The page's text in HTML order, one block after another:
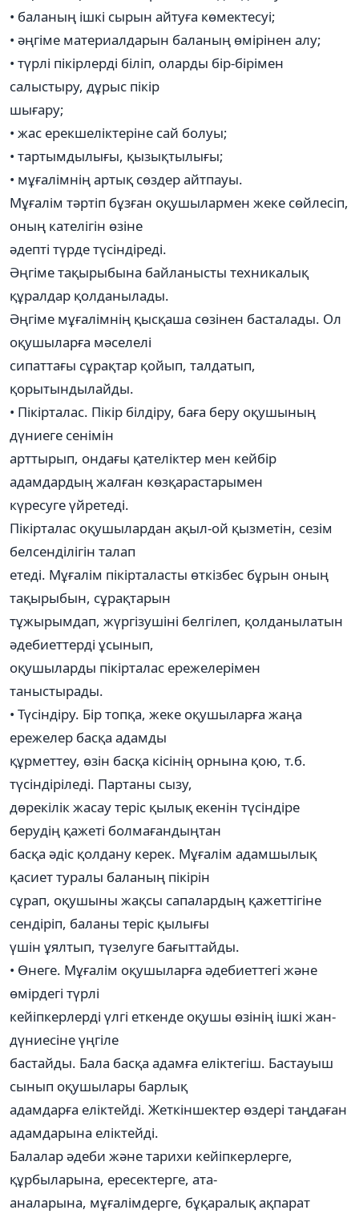
• баланың ішкі сырын айтуға көмектесуі;
• әңгіме материалдарын баланың өмірінен алу;
• түрлі пікірлерді біліп, оларды бір-бірімен
салыстыру, дұрыс пікір
шығару;
• жас ерекшеліктеріне сай болуы;
• тартымдылығы, қызықтылығы;
• мұғалімнің артық сөздер айтпауы.
Мұғалім тәртіп бұзған оқушылармен жеке сөйлесіп,
оның кателігін өзіне
әдепті түрде түсіндіреді.
Әңгіме тақырыбына байланысты техникалық
құралдар қолданылады.
Әңгіме мұғалімнің қысқаша сөзінен басталады. Ол
оқушыларға мәселелі
сипаттағы сұрақтар қойып, талдатып,
қорытындылайды.
• Пікірталас. Пікір білдіру, баға беру оқушының
дүниеге сенімін
арттырып, ондағы қателіктер мен кейбір
адамдардың жалған көзқарастарымен
күресуге үйретеді.
Пікірталас оқушылардан ақыл-ой қызметін, сезім
белсенділігін талап
етеді. Мұғалім пікірталасты өткізбес бұрын оның
тақырыбын, сұрақтарын
тұжырымдап, жүргізушіні белгілеп, қолданылатын
әдебиеттерді ұсынып,
оқушыларды пікірталас ережелерімен
таныстырады.
• Түсіндіру. Бір топқа, жеке оқушыларға жаңа
ережелер басқа адамды
құрметтеу, өзін басқа кісінің орнына қою, т.б.
түсіндіріледі. Партаны сызу,
дөрекілік жасау теріс қылық екенін түсіндіре
берудің қажеті болмағандыңтан
басқа әдіс қолдану керек. Мұғалім адамшылық
қасиет туралы баланың пікірін
сұрап, оқушыны жақсы сапалардың қажеттігіне
сендіріп, баланы теріс қылығы
үшін ұялтып, түзелуге бағыттайды.
• Өнеге. Мұғалім оқушыларға әдебиеттегі және
өмірдегі түрлі
кейіпкерлерді үлгі еткенде оқушы өзінің ішкі жан-
дүниесіне үңгіле
бастайды. Бала басқа адамға еліктегіш. Бастауыш
сынып оқушылары барлық
адамдарға еліктейді. Жеткіншектер өздері таңдаған
адамдарына еліктейді.
Балалар әдеби және тарихи кейіпкерлерге,
құрбыларына, ересектерге, ата-
аналарына, мұғалімдерге, бұқаралық ақпарат